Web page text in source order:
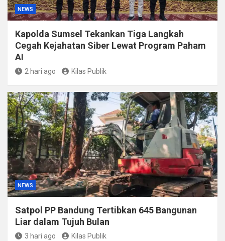
NEWS
Kapolda Sumsel Tekankan Tiga Langkah
Cegah Kejahatan Siber Lewat Program Paham
AI
2 hari ago Kilas Publik
NEWS
Satpol PP Bandung Tertibkan 645 Bangunan
Liar dalam Tujuh Bulan
3 hari ago Kilas Publik